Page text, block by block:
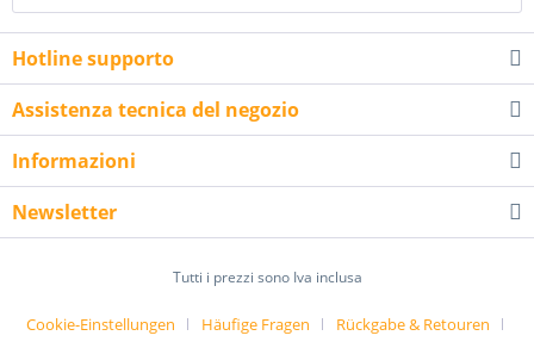
Hotline supporto
Assistenza tecnica del negozio
Informazioni
Newsletter
Tutti i prezzi sono Iva inclusa
Cookie-Einstellungen Häufige Fragen Rückgabe & Retouren